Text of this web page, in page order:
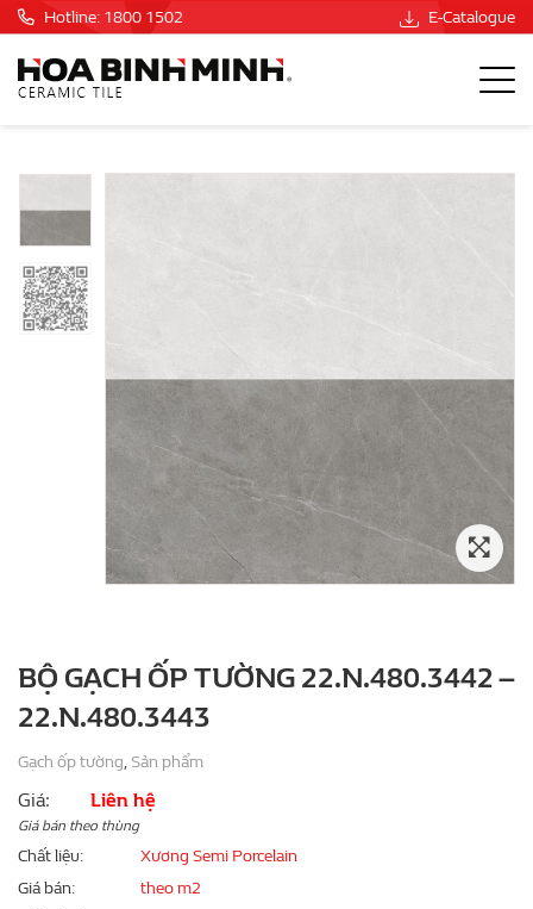
Hotline: 1800 1502 E-Catalogue
BỘ GẠCH ỐP TƯỜNG 22.N.480.3442 –
22.N.480.3443
Gạch ốp tường, Sản phẩm
Giá: Liên hệ
Giá bán theo thùng
Chất liệu
Xương Semi Porcelain
Giá bán
theo m2